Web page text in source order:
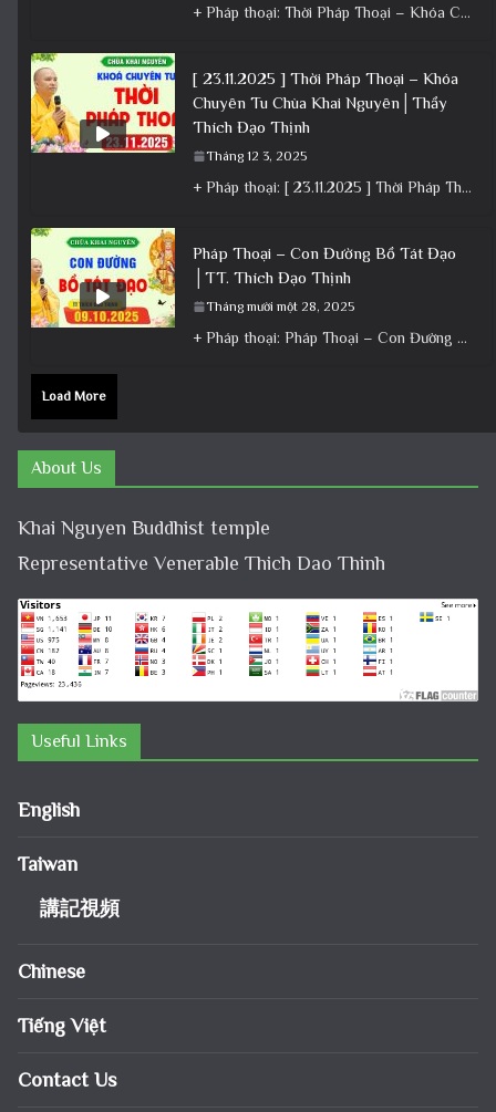
+ Pháp thoại: Thời Pháp Thoại – Khóa Chuyên Tu Ngày 23/11/2025 – TT Thích Đạo Thịnh + Album: Pháp
[ 23.11.2025 ] Thời Pháp Thoại – Khóa
Chuyên Tu Chùa Khai Nguyên│Thầy
Thích Đạo Thịnh
Tháng 12 3, 2025
+ Pháp thoại: [ 23.11.2025 ] Thời Pháp Thoại – Khóa Chuyên Tu Chùa Khai Nguyên│Thầy Thích Đạo Thịnh +
Pháp Thoại – Con Đường Bồ Tát Đạo
│TT. Thích Đạo Thịnh
Tháng mười một 28, 2025
+ Pháp thoại: Pháp Thoại – Con Đường Bồ Tát Đạo │TT. Thích Đạo Thịnh + Album: Pháp Thoại +
Load More
About Us
Khai Nguyen Buddhist temple
Representative Venerable Thich Dao Thinh
Useful Links
English
Taiwan
講記視頻
Chinese
Tiếng Việt
Contact Us